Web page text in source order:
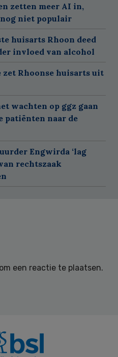
zetten meer AI in,
niet populair
huisarts Rhoon deed
invloed van alcohol
zet Rhoonse huisarts uit
wachten op ggz gaan
patiënten naar de
Engwirda ‘lag
rechtszaak
om een reactie te plaatsen.